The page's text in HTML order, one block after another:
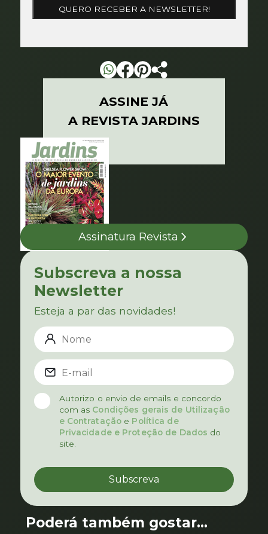
ASSINE JÁ
A REVISTA JARDINS
Assinatura Revista
Subscreva a nossa
Newsletter
Esteja a par das novidades!
Autorizo o envio de emails e concordo
com as Condições gerais de Utilização
e Contratação e Política de
Privacidade e Proteção de Dados do
site.
Poderá também gostar...